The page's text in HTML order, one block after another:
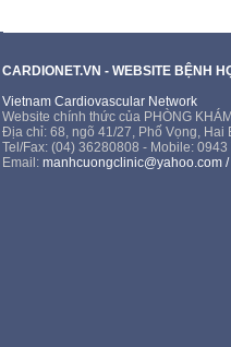
CARDIONET.VN - WEBSITE BỆNH
Vietnam Cardiovascular Network
Website chính thức của PHÒNG
Địa chỉ: 68, ngõ 41/27, Phố Vọng, Hai
Tel/Fax: (04) 36280808 - Mobile:
Email:manhcuongclinic@yahoo.com